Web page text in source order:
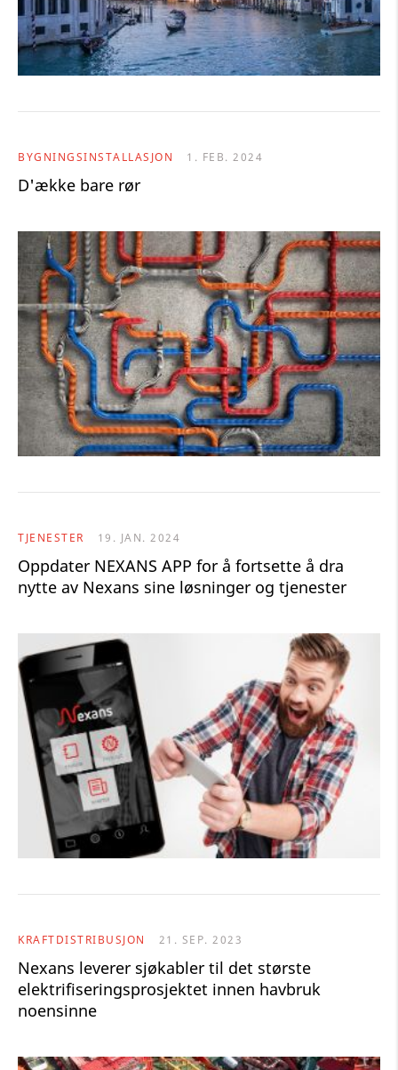
BYGNINGSINSTALLASJON 1. FEB. 2024
D'ække bare rør
TJENESTER 19. JAN. 2024
Oppdater NEXANS APP for å fortsette å dra
nytte av Nexans sine løsninger og tjenester
KRAFTDISTRIBUSJON 21. SEP. 2023
Nexans leverer sjøkabler til det største
elektrifiseringsprosjektet innen havbruk
noensinne